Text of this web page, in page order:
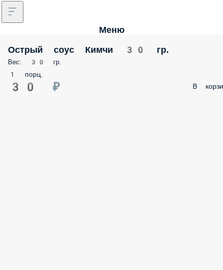
Меню
Острый соус Кимчи 30 гр.
Вес: 30 гр.
1 порц.
30 ₽ В